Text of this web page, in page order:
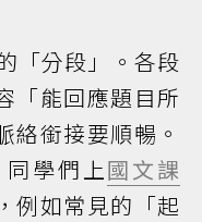
「分段」。各段
「能回應題目所
絡銜接要順暢。
學們上國文課
例如常見的「起